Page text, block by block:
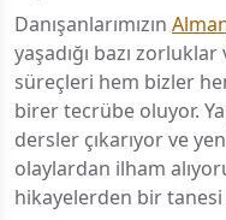
Danışanlarımızın
yaşadığı bazı
süreçleri hem bizler
birer tecrübe oluyor.
dersler çıkarıyor ve
olaylardan ilham
hikayelerden bir tanesi